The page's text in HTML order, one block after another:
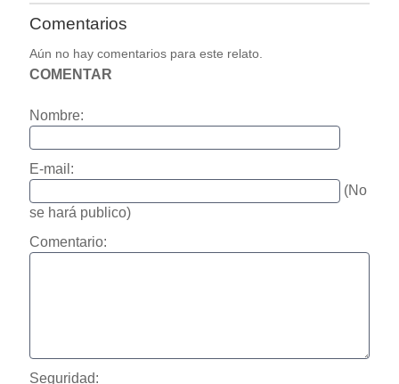
Comentarios
Aún no hay comentarios para este relato.
COMENTAR
Nombre:
E-mail:
(No
se hará publico)
Comentario:
Seguridad: